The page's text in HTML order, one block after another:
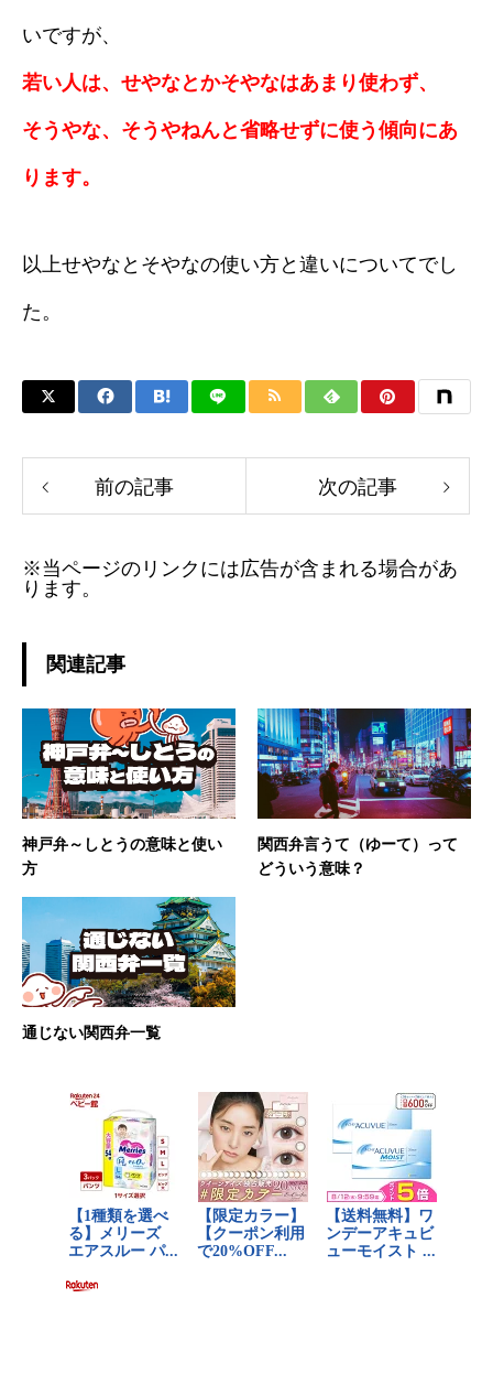
いですが、
若い人は、せやなとかそやなはあまり使わず、
そうやな、そうやねんと省略せずに使う傾向にあ
ります。
以上せやなとそやなの使い方と違いについてでし
た。
前の記事 次の記事
※当ページのリンクには広告が含まれる場合があ
ります。
関連記事
神戸弁～しとうの意味と使い
方
関西弁言うて（ゆーて）って
どういう意味？
通じない関西弁一覧